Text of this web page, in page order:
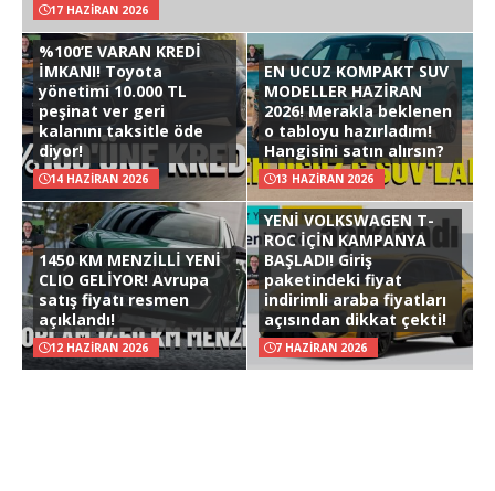
17 HAZIRAN 2026
%100’E VARAN KREDİ
İMKANI! Toyota
yönetimi 10.000 TL
peşinat ver geri
kalanını taksitle öde
diyor!
14 HAZIRAN 2026
EN UCUZ KOMPAKT SUV
MODELLER HAZİRAN
2026! Merakla beklenen
o tabloyu hazırladım!
Hangisini satın alırsın?
13 HAZIRAN 2026
1450 KM MENZİLLİ YENİ
CLIO GELİYOR! Avrupa
satış fiyatı resmen
açıklandı!
12 HAZIRAN 2026
YENİ VOLKSWAGEN T-
ROC İÇİN KAMPANYA
BAŞLADI! Giriş
paketindeki fiyat
indirimli araba fiyatları
açısından dikkat çekti!
7 HAZIRAN 2026